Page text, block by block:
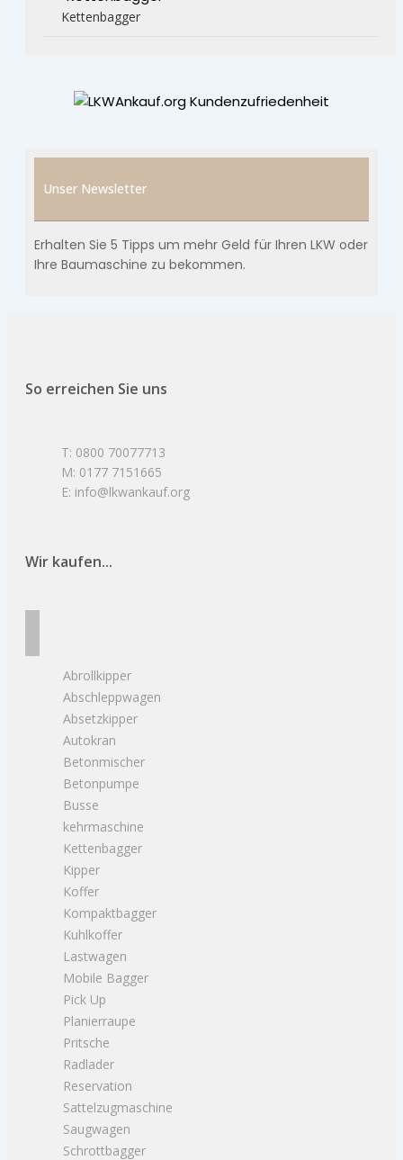
Kettenbagger
Unser Newsletter
Erhalten Sie 5 Tipps um mehr Geld für Ihren LKW oder
Ihre Baumaschine zu bekommen.
So erreichen Sie uns
T: 0800 70077713
M: 0177 7151665
E: info@lkwankauf.org
Wir kaufen...
Abrollkipper
Abschleppwagen
Absetzkipper
Autokran
Betonmischer
Betonpumpe
Busse
kehrmaschine
Kettenbagger
Kipper
Koffer
Kompaktbagger
Kuhlkoffer
Lastwagen
Mobile Bagger
Pick Up
Planierraupe
Pritsche
Radlader
Reservation
Sattelzugmaschine
Saugwagen
Schrottbagger